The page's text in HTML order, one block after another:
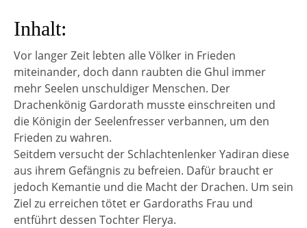
Inhalt:
Vor langer Zeit lebten alle Völker in Frieden
miteinander, doch dann raubten die Ghul immer
mehr Seelen unschuldiger Menschen. Der
Drachenkönig Gardorath musste einschreiten und
die Königin der Seelenfresser verbannen, um den
Frieden zu wahren.
Seitdem versucht der Schlachtenlenker Yadiran diese
aus ihrem Gefängnis zu befreien. Dafür braucht er
jedoch Kemantie und die Macht der Drachen. Um sein
Ziel zu erreichen tötet er Gardoraths Frau und
entführt dessen Tochter Flerya.